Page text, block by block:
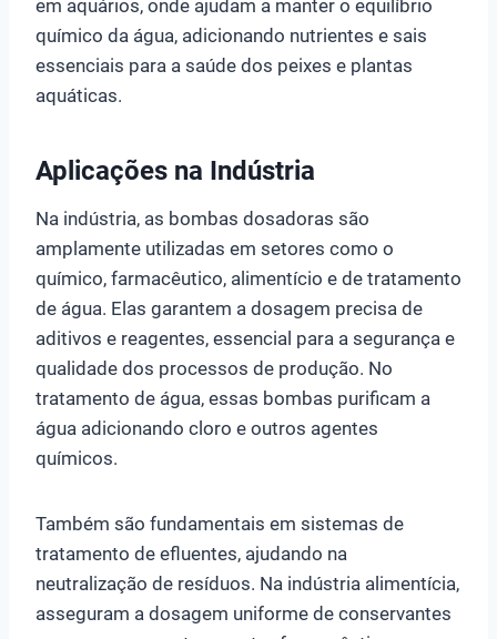
em aquários, onde ajudam a manter o equilíbrio
químico da água, adicionando nutrientes e sais
essenciais para a saúde dos peixes e plantas
aquáticas.
Aplicações na Indústria
Na indústria, as bombas dosadoras são
amplamente utilizadas em setores como o
químico, farmacêutico, alimentício e de tratamento
de água. Elas garantem a dosagem precisa de
aditivos e reagentes, essencial para a segurança e
qualidade dos processos de produção. No
tratamento de água, essas bombas purificam a
água adicionando cloro e outros agentes
químicos.
Também são fundamentais em sistemas de
tratamento de efluentes, ajudando na
neutralização de resíduos. Na indústria alimentícia,
asseguram a dosagem uniforme de conservantes